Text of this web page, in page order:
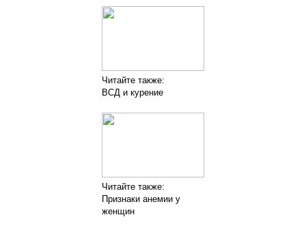
Читайте также:
ВСД и курение
Читайте также:
Признаки анемии у
женщин